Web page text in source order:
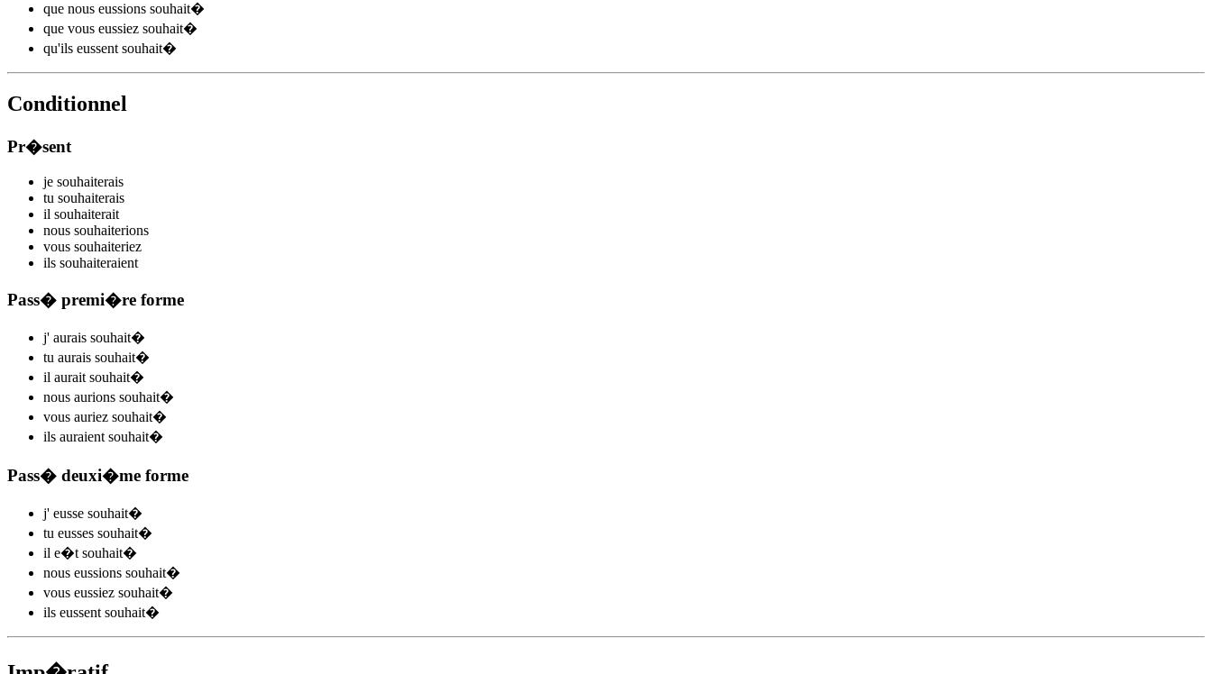
que nous eussions souhait�
que vous eussiez souhait�
qu'ils eussent souhait�
Conditionnel
Pr�sent
je souhaiterais
tu souhaiterais
il souhaiterait
nous souhaiterions
vous souhaiteriez
ils souhaiteraient
Pass� premi�re forme
j' aurais souhait�
tu aurais souhait�
il aurait souhait�
nous aurions souhait�
vous auriez souhait�
ils auraient souhait�
Pass� deuxi�me forme
j' eusse souhait�
tu eusses souhait�
il e�t souhait�
nous eussions souhait�
vous eussiez souhait�
ils eussent souhait�